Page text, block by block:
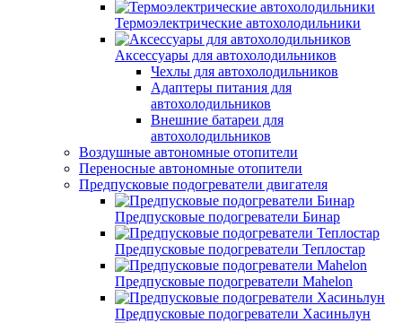
Термоэлектрические автохолодильники
Аксессуары для автохолодильников
Чехлы для автохолодильников
Адаптеры питания для
автохолодильников
Внешние батареи для
автохолодильников
Воздушные автономные отопители
Переносные автономные отопители
Предпусковые подогреватели двигателя
Предпусковые подогреватели Бинар
Предпусковые подогреватели Теплостар
Предпусковые подогреватели Mahelon
Предпусковые подогреватели Хасиньлун